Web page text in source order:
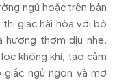
ngủ hoặc trên bàn
giác hài hòa với bộ
hương thơm dịu nhẹ,
không khí, tạo cảm
ngủ ngon và mơ